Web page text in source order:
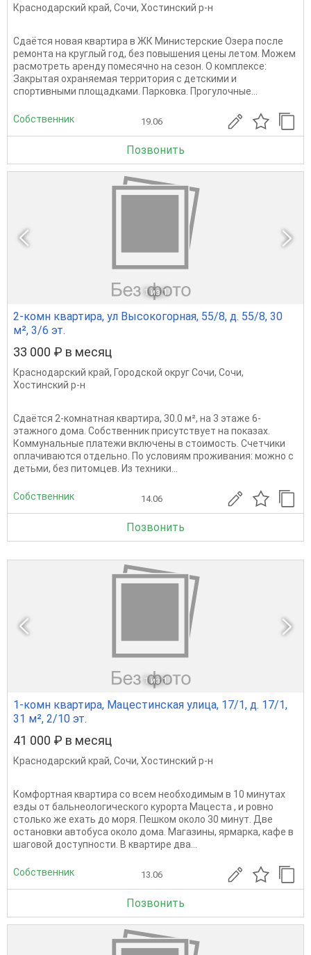
Краснодарский край, Сочи, Хостинский р-н
Сдаётся новая квартира в ЖК Министерские Озера после
ремонта на круглый год, без повышения цены летом. Можем
расмотреть аренду помесячно на сезон. О комплексе:
Закрытая охраняемая территория с детскими и
спортивными площадками. Парковка. Прогулочные...
Собственник 19.06
Позвонить
1 из 1
2-комн квартира, ул Высокогорная, 55/8, д. 55/8, 30
м², 3/6 эт.
33 000 ₽ в месяц
Краснодарский край, Городской округ Сочи, Сочи,
Хостинский р-н
Сдаётся 2-комнатная квартира, 30.0 м², на 3 этаже 6-
этажного дома. Собственник присутствует на показах.
Коммунальные платежи включены в стоимость. Счетчики
оплачиваются отдельно. По условиям проживания: можно с
детьми, без питомцев. Из техники...
Собственник 14.06
Позвонить
1 из 1
1-комн квартира, Мацестинская улица, 17/1, д. 17/1,
31 м², 2/10 эт.
41 000 ₽ в месяц
Краснодарский край, Сочи, Хостинский р-н
Комфортная квартира со всем необходимым в 10 минутах
езды от бальнеологического курорта Мацеста , и ровно
столько же ехать до моря. Пешком около 30 минут. Две
остановки автобуса около дома. Магазины, ярмарка, кафе в
шаговой доступности. В квартире два...
Собственник 13.06
Позвонить